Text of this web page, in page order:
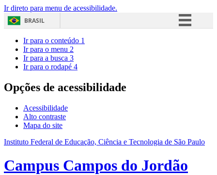
Ir direto para menu de acessibilidade.
BRASIL
Acesso à informação
Ir para o conteúdo 1
Ir para o menu 2
Ir para a busca 3
Ir para o rodapé 4
Opções de acessibilidade
Acessibilidade
Alto contraste
Mapa do site
Instituto Federal de Educação, Ciência e Tecnologia de São Paulo
Campus Campos do Jordão